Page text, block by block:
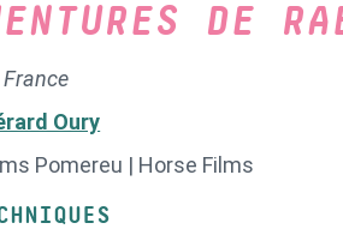
DE
Oury
Pomereu | Horse Films